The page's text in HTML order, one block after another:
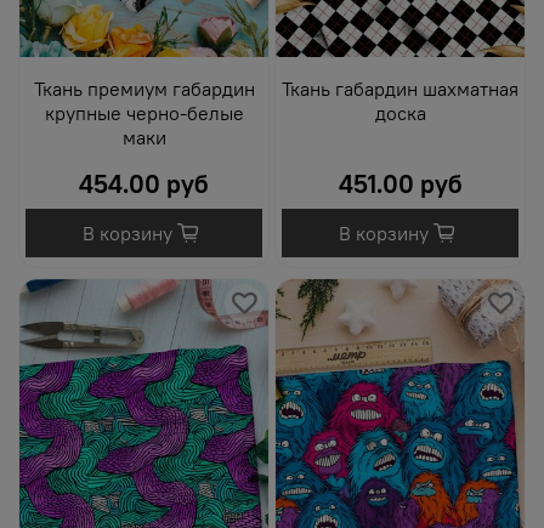
Ткань премиум габардин
крупные черно-белые
маки
454.00 руб
В корзину
Ткань габардин шахматная
доска
451.00 руб
В корзину